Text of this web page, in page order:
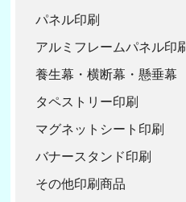
50
パネル印刷
アルミフレームパネル印
養生幕・横断幕・懸垂幕
タペストリー印刷
マグネットシート印刷
バナースタンド印刷
その他印刷商品